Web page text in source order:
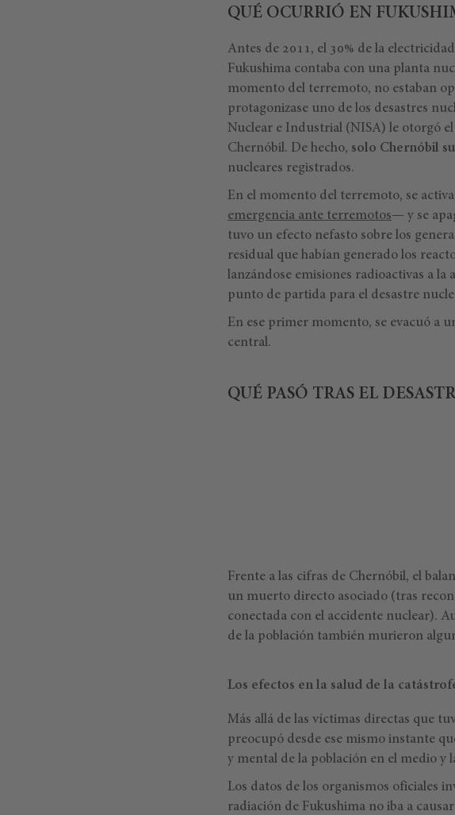
QUÉ OCURRIÓ EN
Antes de 2011, el 30% de la
Fukushima contaba con una planta
momento del terremoto, no estaban
protagonizase uno de los desastres
Nuclear e Industrial (NISA) le otorgó
Chernóbil. De hecho, solo Chernóbil
nucleares registrados.
En el momento del terremoto, se
emergencia ante terremotos— y se
tuvo un efecto nefasto sobre los
residual que habían generado los
lanzándose emisiones radioactivas a
punto de partida para el desastre
En ese primer momento, se evacuó a
central.
QUÉ PASÓ TRAS EL
Frente a las cifras de Chernóbil, el
un muerto directo asociado (tras
conectada con el accidente nuclear).
de la población también murieron
Los efectos en la salud de la
Más allá de las víctimas directas que
preocupó desde ese mismo instante
y mental de la población en el medio y
Los datos de los organismos oficiales
radiación de Fukushima no iba a